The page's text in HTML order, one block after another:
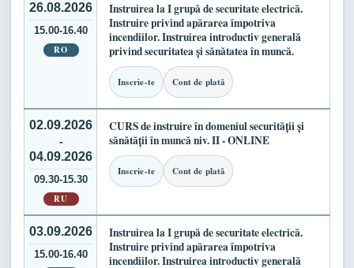
26.08.2026
15.00-16.40
RO
Instruirea la I grupă de securitate electrică.
Instruire privind apărarea împotriva
incendiilor. Instruirea introductiv generală
privind securitatea și sănătatea în muncă.
Inscrie-te Cont de plată
02.09.2026
-
04.09.2026
09.30-15.30
RU
CURS de instruire în domeniul securității și
sănătății în muncă niv. II - ONLINE
Inscrie-te Cont de plată
03.09.2026
15.00-16.40
Instruirea la I grupă de securitate electrică.
Instruire privind apărarea împotriva
incendiilor. Instruirea introductiv generală